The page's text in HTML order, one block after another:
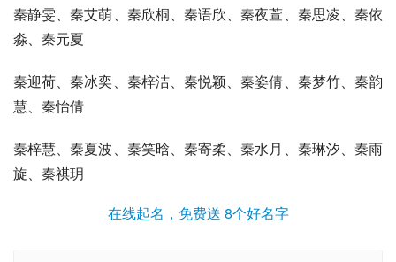
秦静雯、秦艾萌、秦欣桐、秦语欣、秦夜萱、秦思凌、秦依
淼、秦元夏
秦迎荷、秦冰奕、秦梓洁、秦悦颖、秦姿倩、秦梦竹、秦韵
慧、秦怡倩
秦梓慧、秦夏波、秦笑晗、秦寄柔、秦水月、秦琳汐、秦雨
旋、秦祺玥
在线起名，免费送 8个好名字